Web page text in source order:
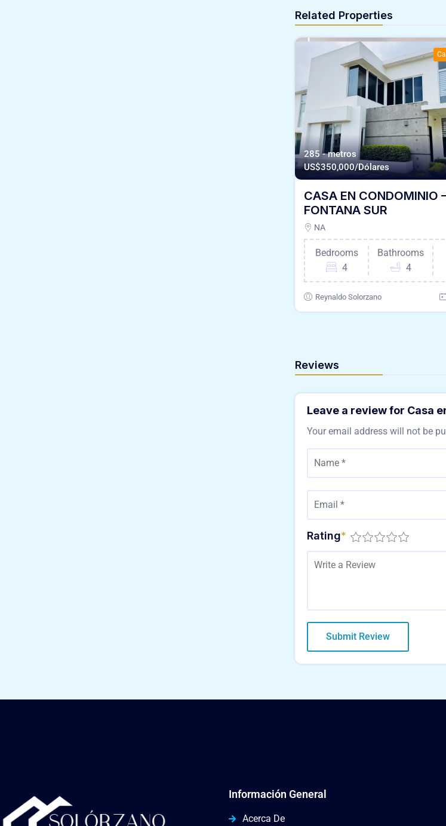
Related Properties
285 - metros
US$350,000/Dólares
CASA EN CONDOMINIO
FONTANA SUR
NA
Bedrooms
4
Bathrooms
4
Reynaldo Solorzano
Reviews
Leave a review for Casa
Your email address will not be
Rating*
Información General
Acerca De